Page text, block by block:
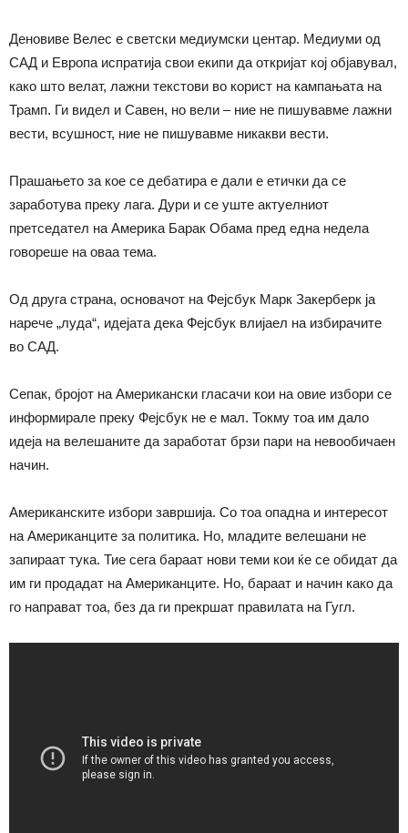
Деновиве Велес е светски медиумски центар. Медиуми од
САД и Европа испратија свои екипи да откријат кој објавувал,
како што велат, лажни текстови во корист на кампањата на
Трамп. Ги видел и Савен, но вели – ние не пишувавме лажни
вести, всушност, ние не пишувавме никакви вести.
Прашањето за кое се дебатира е дали е етички да се
заработува преку лага. Дури и се уште актуелниот
претседател на Америка Барак Обама пред една недела
говореше на оваа тема.
Од друга страна, основачот на Фејсбук Марк Закерберк ја
нарече „луда“, идејата дека Фејсбук влијаел на избирачите
во САД.
Сепак, бројот на Американски гласачи кои на овие избори се
информирале преку Фејсбук не е мал. Токму тоа им дало
идеја на велешаните да заработат брзи пари на невообичаен
начин.
Американските избори завршија. Со тоа опадна и интересот
на Американците за политика. Но, младите велешани не
запираат тука. Тие сега бараат нови теми кои ќе се обидат да
им ги продадат на Американците. Но, бараат и начин како да
го направат тоа, без да ги прекршат правилата на Гугл.